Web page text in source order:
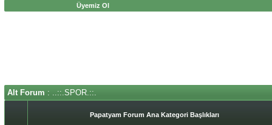
Üyemiz Ol
Alt Forum : ..::.SPOR.::.
Papatyam Forum Ana Kategori Başlıkları